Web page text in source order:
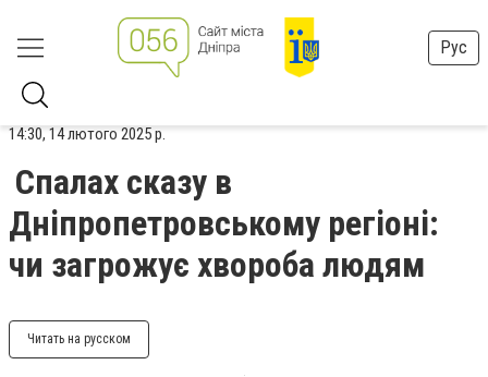
Рус
14:30, 14 лютого 2025 р.
Спалах сказу в
Дніпропетровському регіоні:
чи загрожує хвороба людям
Читать на русском